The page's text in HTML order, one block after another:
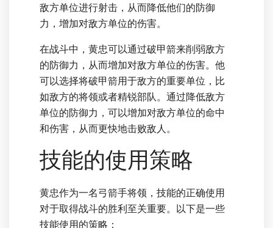
敌方单位进行射击，从而降低他们的防御
力，增加对敌方单位的伤害。
在战斗中，黄忠可以通过破甲箭来削弱敌方
的防御力，从而增加对敌方单位的伤害。他
可以选择将破甲箭用于敌方的重要单位，比
如敌方的将领或者精锐部队。通过降低敌方
单位的防御力，可以增加对敌方单位的命中
和伤害，从而更快地击败敌人。
技能的使用策略
黄忠作为一名弓箭手将领，技能的正确使用
对于取得战斗的胜利至关重要。以下是一些
技能使用的策略：